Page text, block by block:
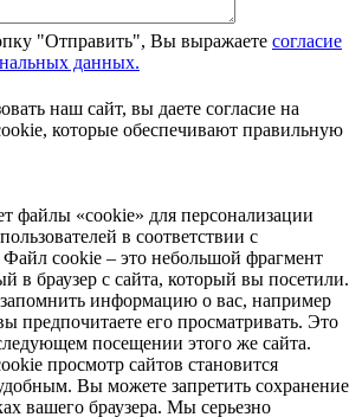
"Отправить", Вы выражаете согласие
данных.
наш сайт, вы даете согласие на
которые обеспечивают правильную
файлы «cookie» для персонализации
в соответствии с
Файл cookie – это небольшой фрагмент
в браузер с сайта, который вы посетили.
информацию о вас, например
предпочитаете его просматривать. Это
посещении этого же сайта.
просмотр сайтов становится
Вы можете запретить сохранение
вашего браузера. Мы серьезно